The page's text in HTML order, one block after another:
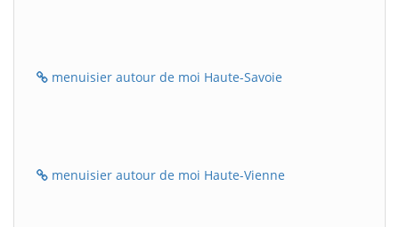
menuisier autour de moi Haute-Savoie
menuisier autour de moi Haute-Vienne